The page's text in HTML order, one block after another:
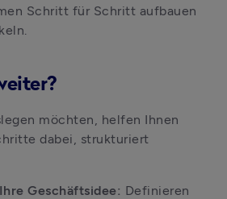
Schritt für Schritt aufbauen
möchten, helfen Ihnen
dabei, strukturiert
Geschäftsidee: Definieren